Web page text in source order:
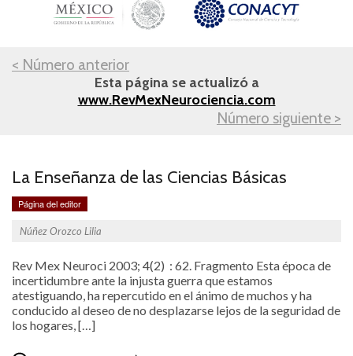
< Número anterior
Esta página se actualizó a
www.RevMexNeurociencia.com
Número siguiente >
La Enseñanza de las Ciencias Básicas
Página del editor
Núñez Orozco Lilia
Rev Mex Neuroci 2003; 4(2) : 62. Fragmento Esta época de
incertidumbre ante la injusta guerra que estamos
atestiguando, ha repercutido en el ánimo de muchos y ha
conducido al deseo de no desplazarse lejos de la seguridad de
los hogares, […]